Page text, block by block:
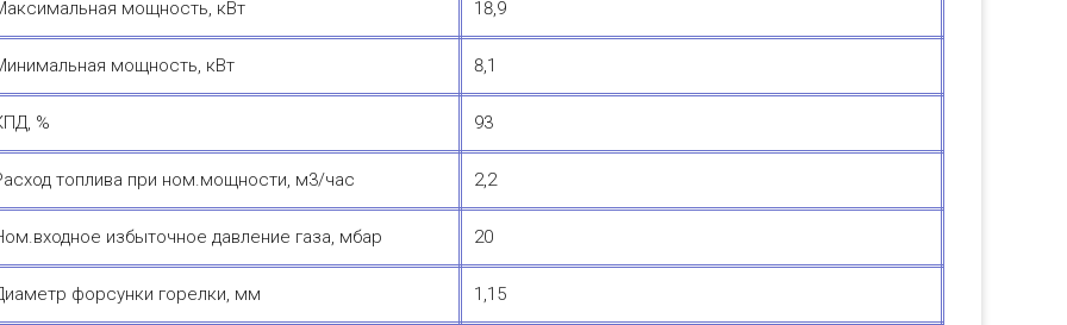
мощность, кВт 18,9
мощность, кВт 8,1
% 93
топлива при ном.мощности, м3/час 2,2
избыточное давление газа, мбар 20
форсунки горелки, мм 1,15